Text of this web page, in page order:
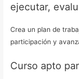
ejecutar,
Crea un plan de
participación y
Curso apto